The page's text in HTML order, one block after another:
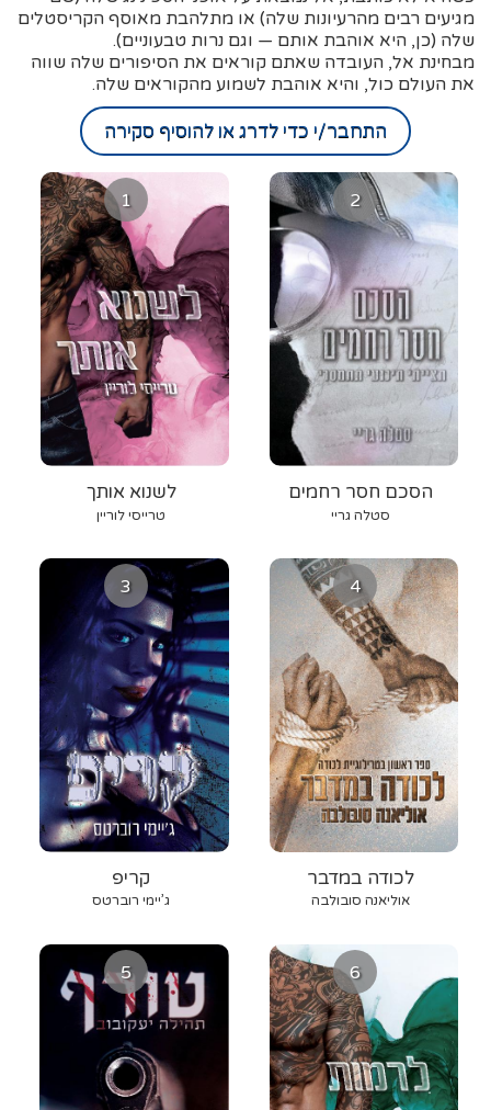
מגיעים רבים מהרעיונות שלה) או מתלהבת מאוסף הקריסטלים
שלה (כן, היא אוהבת אותם — וגם נרות טבעוניים).
מבחינת אל, העובדה שאתם קוראים את הסיפורים שלה שווה
את העולם כול, והיא אוהבת לשמוע מהקוראים שלה.
התחבר/י כדי לדרג או להוסיף סקירה
1
לשנוא אותך
טרייסי לוריין
2
הסכם חסר רחמים
סטלה גריי
3
קריפ
ג’יימי רוברטס
4
לכודה במדבר
אוליאנה סובולבה
5 6